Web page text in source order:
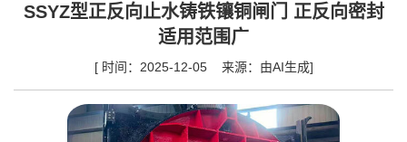
SSYZ型正反向止水铸铁镶铜闸门 正反向密封
适用范围广
[ 时间：2025-12-05 来源：由AI生成]